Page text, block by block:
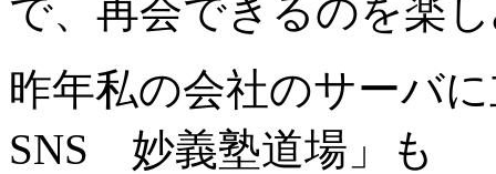
で、再会できるのを楽
昨年私の会社のサーバ
SNS 妙義塾道場」も